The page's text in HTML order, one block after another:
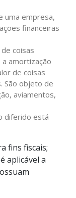
uma empresa,
financeiras
coisas
amortização
de coisas
São objeto de
aviamentos,
diferido está
fins fiscais;
aplicável a